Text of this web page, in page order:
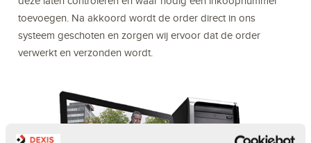
toevoegen. Na akkoord wordt de order direct in ons
systeem geschoten en zorgen wij ervoor dat de order
verwerkt en verzonden wordt.